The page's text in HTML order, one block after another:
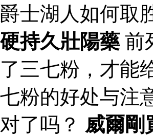
爵士湖人如何取
硬持久壯陽藥 前
了三七粉，才能
七粉的好处与注
对了吗？ 威爾剛